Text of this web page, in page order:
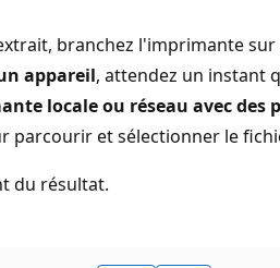
branchez l'imprimante sur
appareil, attendez un instant
locale ou réseau avec des
parcourir et sélectionner le
du résultat.